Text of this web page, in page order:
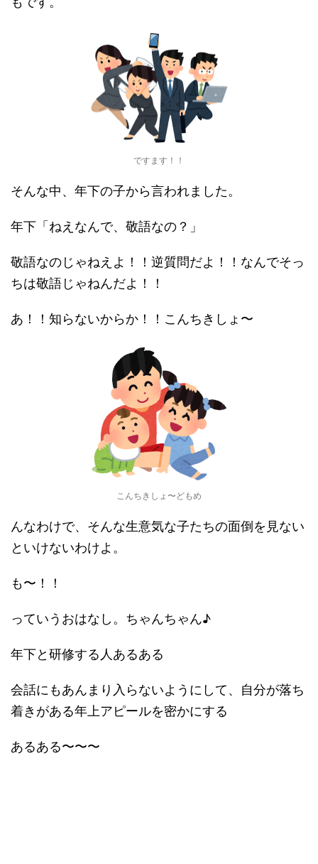
ですます！！
そんな中、年下の子から言われました。
年下「ねえなんで、敬語なの？」
敬語なのじゃねえよ！！逆質問だよ！！なんでそっ
ちは敬語じゃねんだよ！！
あ！！知らないからか！！こんちきしょ〜
こんちきしょ〜どもめ
んなわけで、そんな生意気な子たちの面倒を見ない
といけないわけよ。
も〜！！
っていうおはなし。ちゃんちゃん♪
年下と研修する人あるある
会話にもあんまり入らないようにして、自分が落ち
着きがある年上アピールを密かにする
あるある〜〜〜